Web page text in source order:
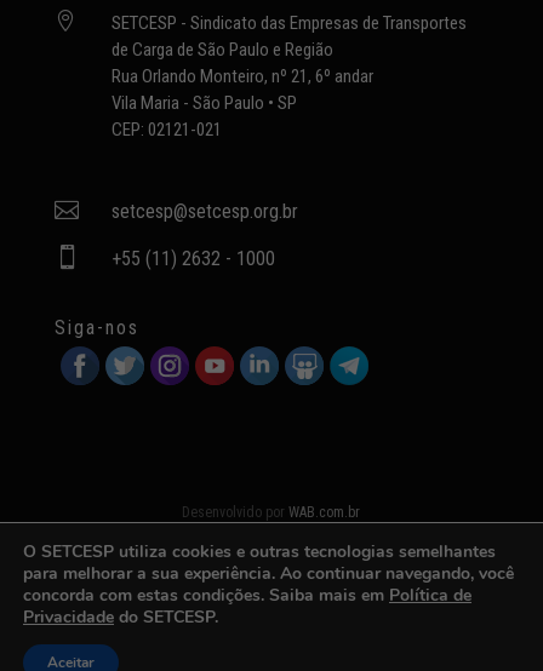

SETCESP - Sindicato das Empresas de Transportes
de Carga de São Paulo e Região
Rua Orlando Monteiro, nº 21, 6º andar
Vila Maria - São Paulo • SP
CEP: 02121-021
 setcesp@setcesp.org.br
 +55 (11) 2632 - 1000
Siga-nos
Desenvolvido porWAB.com.br
O SETCESP utiliza cookies e outras tecnologias semelhantes
para melhorar a sua experiência. Ao continuar navegando, você
concorda com estas condições. Saiba mais em Política de
Privacidade do SETCESP.
Aceitar